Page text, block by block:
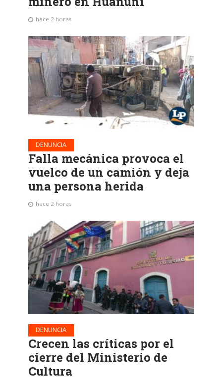
hace 2 horas
DENUNCIA
Falla mecánica provoca el
vuelco de un camión y deja
una persona herida
hace 2 horas
DENUNCIA
Crecen las críticas por el
cierre del Ministerio de
Cultura